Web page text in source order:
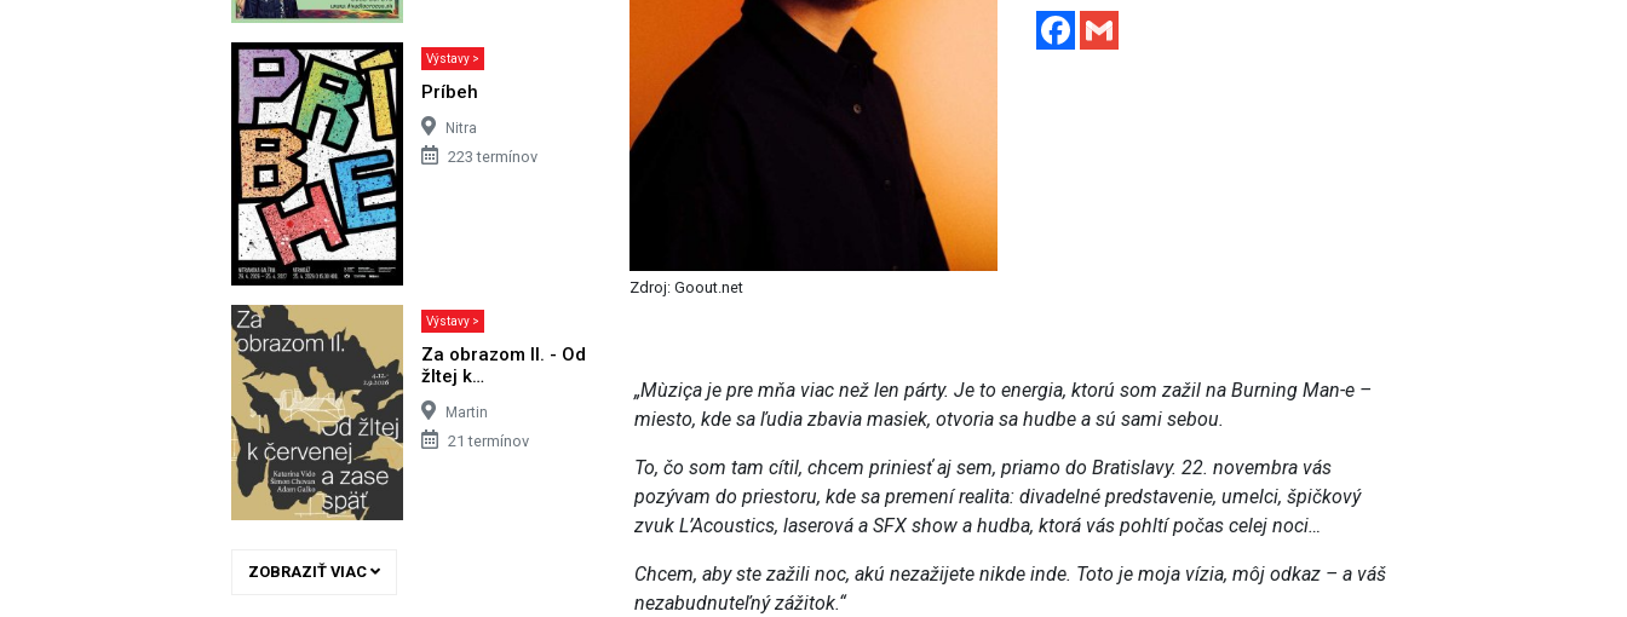
Výstavy >
Príbeh
Nitra
223 termínov
Výstavy >
Za obrazom II. - Od
žltej k…
Martin
21 termínov
ZOBRAZIŤ VIAC
Zdroj: Goout.net
Facebook
„Mùziça je pre mňa viac než len párty. Je to energia, ktorú som zažil na Burning Man-e –
miesto, kde sa ľudia zbavia masiek, otvoria sa hudbe a sú sami sebou.
To, čo som tam cítil, chcem priniesť aj sem, priamo do Bratislavy. 22. novembra vás
pozývam do priestoru, kde sa premení realita: divadelné predstavenie, umelci, špičkový
zvuk L’Acoustics, laserová a SFX show a hudba, ktorá vás pohltí počas celej noci…
Chcem, aby ste zažili noc, akú nezažijete nikde inde. Toto je moja vízia, môj odkaz – a váš
nezabudnuteľný zážitok.“